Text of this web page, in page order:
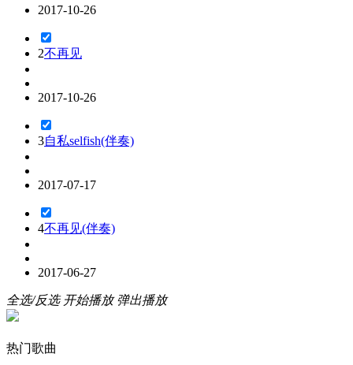
2017-10-26
2不再见
2017-10-26
3自私selfish(伴奏)
2017-07-17
4不再见(伴奏)
2017-06-27
全选/反选 开始播放 弹出播放
热门歌曲